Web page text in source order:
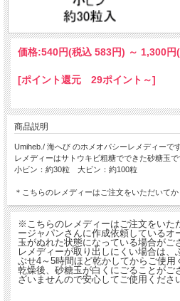
価格:540円(税込 583円) ～ 1,300円
[ポイント還元 29ポイント～]
商品説明
Umiheb./ 海へび のホメオパシーレメディーです
レメディーはサトウキビ粗糖でできた砂糖玉で
小ビン：約30粒 大ビン：約100粒
＊こちらのレメディーはご注文をいただいて
※こちらのレメディーはご注文をいた
ージャパンさんに作成依頼しているオ
玉がぬれた状態になっている場合がご
レメディーが取り出しにくい場合は
ぶせ4～5時間ほど乾かしてからご使用
乾燥後、砂糖玉が白くにごることがご
ざいませんので安心してご使用くださ